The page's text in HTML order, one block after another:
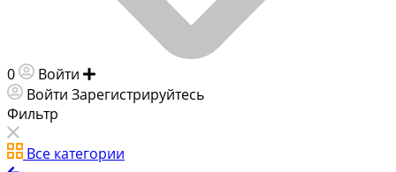
0 Войти
Войти Зарегистрируйтесь
Фильтр
Все категории